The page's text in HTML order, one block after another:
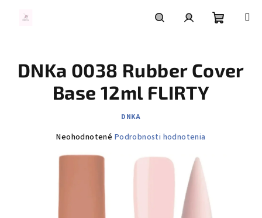
košík
DNKa 0038 Rubber Cover
Base 12ml FLIRTY
DNKA
Priemerné
produktu
5
Neohodnotené Podrobnosti hodnotenia